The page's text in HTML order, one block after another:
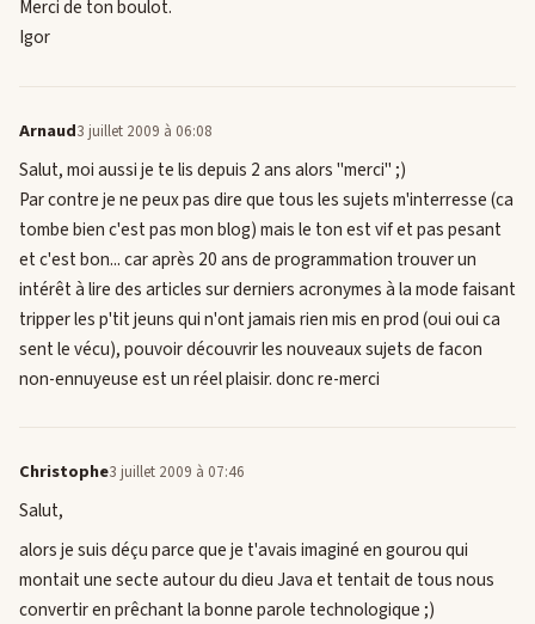
Merci de ton boulot.
Igor
Arnaud3 juillet 2009 à 06:08
Salut, moi aussi je te lis depuis 2 ans alors "merci" ;)
Par contre je ne peux pas dire que tous les sujets m'interresse (ca
tombe bien c'est pas mon blog) mais le ton est vif et pas pesant
et c'est bon... car après 20 ans de programmation trouver un
intérêt à lire des articles sur derniers acronymes à la mode faisant
tripper les p'tit jeuns qui n'ont jamais rien mis en prod (oui oui ca
sent le vécu), pouvoir découvrir les nouveaux sujets de facon
non-ennuyeuse est un réel plaisir. donc re-merci
Christophe3 juillet 2009 à 07:46
Salut,
alors je suis déçu parce que je t'avais imaginé en gourou qui
montait une secte autour du dieu Java et tentait de tous nous
convertir en prêchant la bonne parole technologique ;)